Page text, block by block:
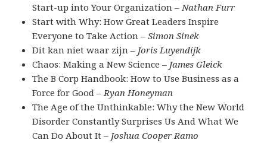
Start-up into Your Organization –Nathan Furr
Start with Why: How Great Leaders Inspire
Everyone to Take Action –Simon Sinek
Dit kan niet waar zijn – Joris Luyendijk
Chaos: Making a New Science – James Gleick
The B Corp Handbook: How to Use Business as a
Force for Good –Ryan Honeyman
The Age of the Unthinkable: Why the New World
Disorder Constantly Surprises Us And What We
Can Do About It – Joshua Cooper Ramo